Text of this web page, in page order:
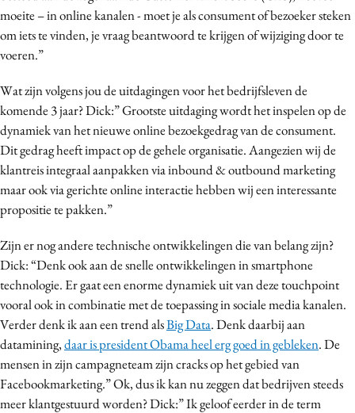
moeite – in online kanalen - moet je als consument of bezoeker steken
om iets te vinden, je vraag beantwoord te krijgen of wijziging door te
voeren.”
Wat zijn volgens jou de uitdagingen voor het bedrijfsleven de
komende 3 jaar? Dick:” Grootste uitdaging wordt het inspelen op de
dynamiek van het nieuwe online bezoekgedrag van de consument.
Dit gedrag heeft impact op de gehele organisatie. Aangezien wij de
klantreis integraal aanpakken via inbound & outbound marketing
maar ook via gerichte online interactie hebben wij een interessante
propositie te pakken.”
Zijn er nog andere technische ontwikkelingen die van belang zijn?
Dick: “Denk ook aan de snelle ontwikkelingen in smartphone
technologie. Er gaat een enorme dynamiek uit van deze touchpoint
vooral ook in combinatie met de toepassing in sociale media kanalen.
Verder denk ik aan een trend alsBig Data. Denk daarbij aan
datamining,daar is president Obama heel erg goed in gebleken. De
mensen in zijn campagneteam zijn cracks op het gebied van
Facebookmarketing.” Ok, dus ik kan nu zeggen dat bedrijven steeds
meer klantgestuurd worden? Dick:” Ik geloof eerder in de term